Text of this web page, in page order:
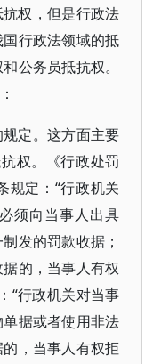
权，但是行政法
行政法领域的抵
公务员抵抗权。
定。这方面主要
权。《行政处罚
规定：“行政机关
须向当事人出具
发的罚款收据；
的，当事人有权
“行政机关对当事
据或者使用非法
，当事人有权拒